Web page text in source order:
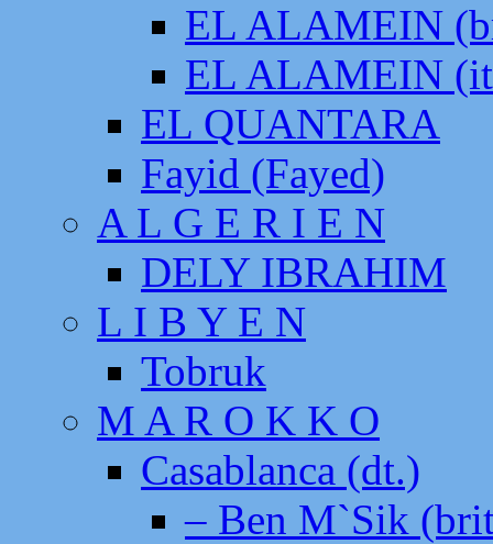
EL ALAMEIN
EL ALAMEIN
EL QUANTARA
Fayid (Fayed)
A L G E R I E N
DELY IBRAHIM
L I B Y E N
Tobruk
M A R O K K O
Casablanca (dt.)
– Ben M`Sik